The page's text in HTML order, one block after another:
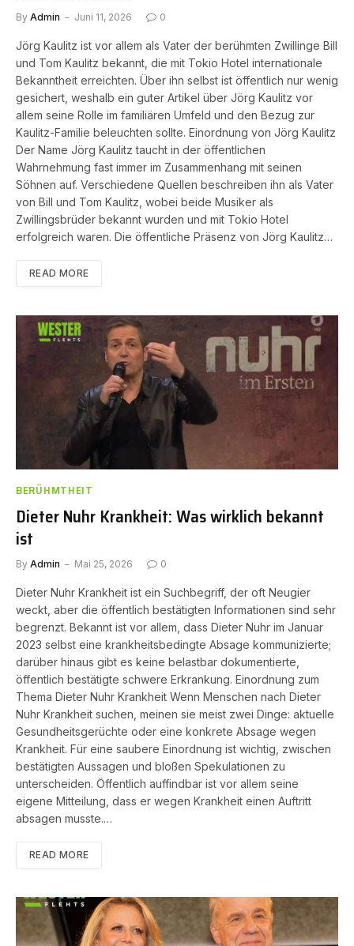
By Admin Juni 11, 2026 0
Jörg Kaulitz ist vor allem als Vater der berühmten Zwillinge Bill
und Tom Kaulitz bekannt, die mit Tokio Hotel internationale
Bekanntheit erreichten. Über ihn selbst ist öffentlich nur wenig
gesichert, weshalb ein guter Artikel über Jörg Kaulitz vor
allem seine Rolle im familiären Umfeld und den Bezug zur
Kaulitz-Familie beleuchten sollte. Einordnung von Jörg Kaulitz
Der Name Jörg Kaulitz taucht in der öffentlichen
Wahrnehmung fast immer im Zusammenhang mit seinen
Söhnen auf. Verschiedene Quellen beschreiben ihn als Vater
von Bill und Tom Kaulitz, wobei beide Musiker als
Zwillingsbrüder bekannt wurden und mit Tokio Hotel
erfolgreich waren. Die öffentliche Präsenz von Jörg Kaulitz…
READ MORE
BERÜHMTHEIT
Dieter Nuhr Krankheit: Was wirklich bekannt
ist
By Admin Mai 25, 2026 0
Dieter Nuhr Krankheit ist ein Suchbegriff, der oft Neugier
weckt, aber die öffentlich bestätigten Informationen sind sehr
begrenzt. Bekannt ist vor allem, dass Dieter Nuhr im Januar
2023 selbst eine krankheitsbedingte Absage kommunizierte;
darüber hinaus gibt es keine belastbar dokumentierte,
öffentlich bestätigte schwere Erkrankung. Einordnung zum
Thema Dieter Nuhr Krankheit Wenn Menschen nach Dieter
Nuhr Krankheit suchen, meinen sie meist zwei Dinge: aktuelle
Gesundheitsgerüchte oder eine konkrete Absage wegen
Krankheit. Für eine saubere Einordnung ist wichtig, zwischen
bestätigten Aussagen und bloßen Spekulationen zu
unterscheiden. Öffentlich auffindbar ist vor allem seine
eigene Mitteilung, dass er wegen Krankheit einen Auftritt
absagen musste.…
READ MORE